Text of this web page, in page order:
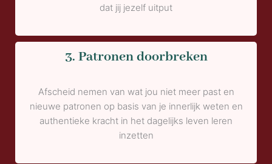
dat jij jezelf uitput
3. Patronen doorbreken
Afscheid nemen van wat jou niet meer past en
nieuwe patronen op basis van je innerlijk weten en
authentieke kracht in het dagelijks leven leren
inzetten